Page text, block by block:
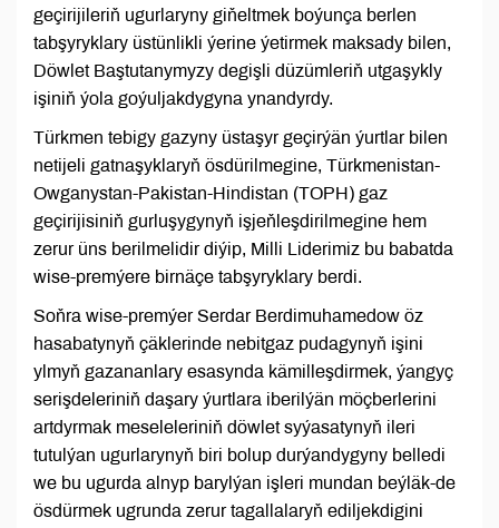
geçirijileriň ugurlaryny giňeltmek boýunça berlen
tabşyryklary üstünlikli ýerine ýetirmek maksady bilen,
Döwlet Baştutanymyzy degişli düzümleriň utgaşykly
işiniň ýola goýuljakdygyna ynandyrdy.
Türkmen tebigy gazyny üstaşyr geçirýän ýurtlar bilen
netijeli gatnaşyklaryň ösdürilmegine, Türkmenistan-
Owganystan-Pakistan-Hindistan (TOPH) gaz
geçirijisiniň gurluşygynyň işjeňleşdirilmegine hem
zerur üns berilmelidir diýip, Milli Liderimiz bu babatda
wise-premýere birnäçe tabşyryklary berdi.
Soňra wise-premýer Serdar Berdimuhamedow öz
hasabatynyň çäklerinde nebitgaz pudagynyň işini
ylmyň gazananlary esasynda kämilleşdirmek, ýangyç
serişdeleriniň daşary ýurtlara iberilýän möçberlerini
artdyrmak meseleleriniň döwlet syýasatynyň ileri
tutulýan ugurlarynyň biri bolup durýandygyny belledi
we bu ugurda alnyp barylýan işleri mundan beýläk-de
ösdürmek ugrunda zerur tagallalaryň ediljekdigini